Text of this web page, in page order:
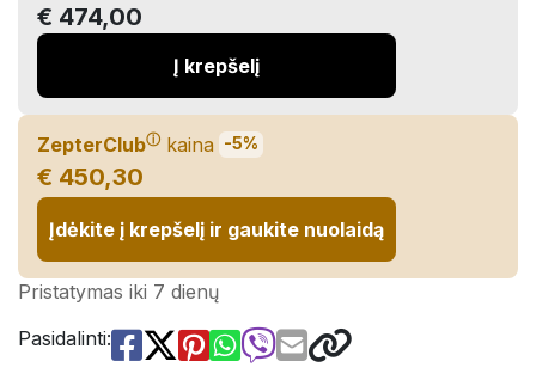
€ 474,00
Į krepšelį
ZepterClubⓘ kaina -5%
€ 450,30
Įdėkite į krepšelį ir gaukite nuolaidą
Pristatymas iki 7 dienų
Pasidalinti: